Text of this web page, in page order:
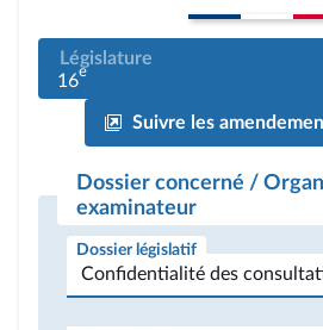
Législature
16e
Suivre les
Dossier concerné /
examinateur
Dossier législatif